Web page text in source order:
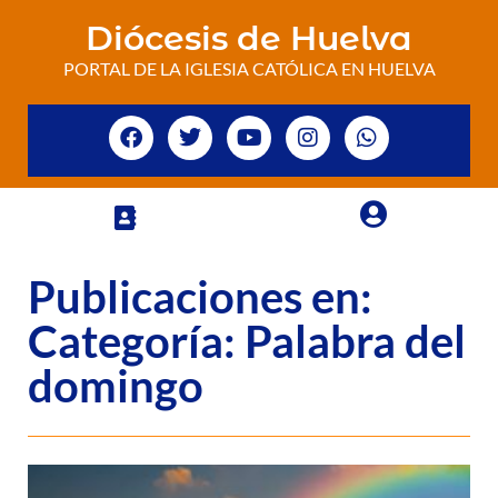
Diócesis de Huelva
PORTAL DE LA IGLESIA CATÓLICA EN HUELVA
Publicaciones en:
Categoría: Palabra del
domingo